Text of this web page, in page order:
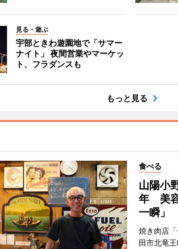
見る・遊ぶ
宇部ときわ遊園地で「サマー
ナイト」 夜間営業やマーケッ
ト、フラダンスも
もっと見る
食べる
山陽小
年 美容
一瞬」
焼き肉店
田市北竜